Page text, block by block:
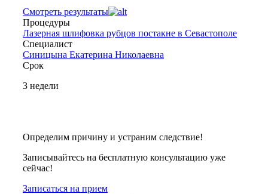
Смотреть результаты
Процедуры
Лазерная шлифовка рубцов постакне в Севастополе
Специалист
Синицына Екатерина Николаевна
Срок
3 недели
Определим причину и устраним следствие!
Записывайтесь на бесплатную консультацию уже
сейчас!
Записаться на прием